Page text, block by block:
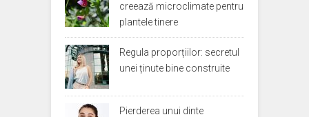
creează microclimate pentru
plantele tinere
Regula proporțiilor: secretul
unei ținute bine construite
Pierderea unui dinte